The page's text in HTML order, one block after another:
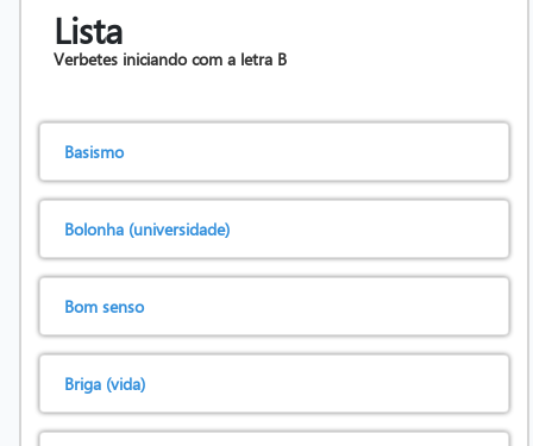
Lista
Verbetes iniciando com a letra B
Basismo
Bolonha (universidade)
Bom senso
Briga (vida)